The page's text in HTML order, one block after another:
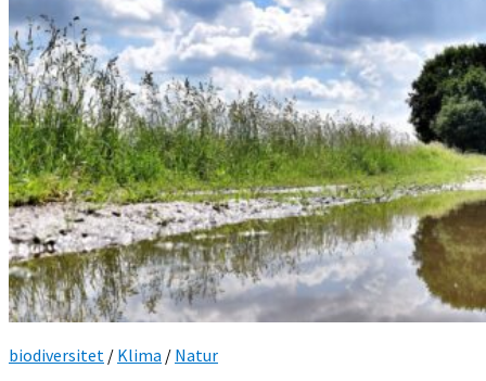
biodiversitet / Klima / Natur